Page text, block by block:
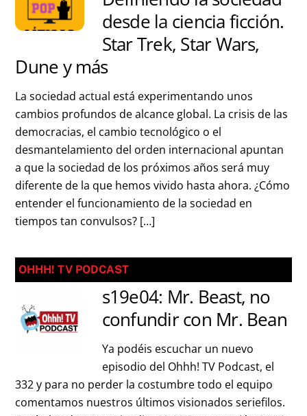
desde la ciencia ficción.
Star Trek, Star Wars,
Dune y más
La sociedad actual está experimentando unos
cambios profundos de alcance global. La crisis de las
democracias, el cambio tecnológico o el
desmantelamiento del orden internacional apuntan
a que la sociedad de los próximos años será muy
diferente de la que hemos vivido hasta ahora. ¿Cómo
entender el funcionamiento de la sociedad en
tiempos tan convulsos? […]
OHHH! TV PODCAST
s19e04: Mr. Beast, no
confundir con Mr. Bean
Ya podéis escuchar un nuevo
episodio del Ohhh! TV Podcast, el
332 y para no perder la costumbre todo el equipo
comentamos nuestros últimos visionados seriefilos.